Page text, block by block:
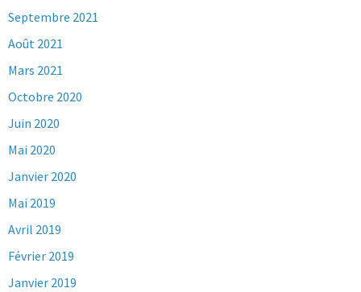
Septembre 2021
Août 2021
Mars 2021
Octobre 2020
Juin 2020
Mai 2020
Janvier 2020
Mai 2019
Avril 2019
Février 2019
Janvier 2019